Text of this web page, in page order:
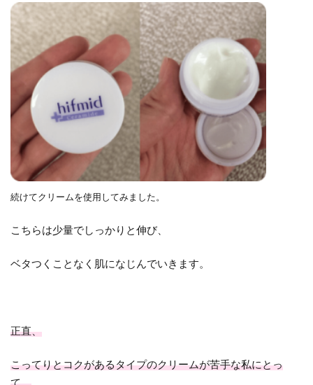
続けてクリームを使用してみました。
こちらは少量でしっかりと伸び、
ベタつくことなく肌になじんでいきます。
正直、
こってりとコクがあるタイプのクリームが苦手な私にとっ
て、